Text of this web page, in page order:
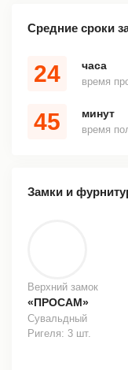
Средние сроки
24 часа
время
45 минут
время
Замки и
Верхний замок
«ПРОСАМ»
Сувальдный
Ригеля: 3 шт.